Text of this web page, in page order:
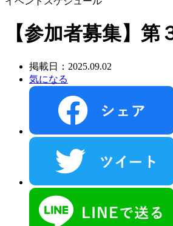
【参加者募集】
掲載日：2025.09.02
気になる